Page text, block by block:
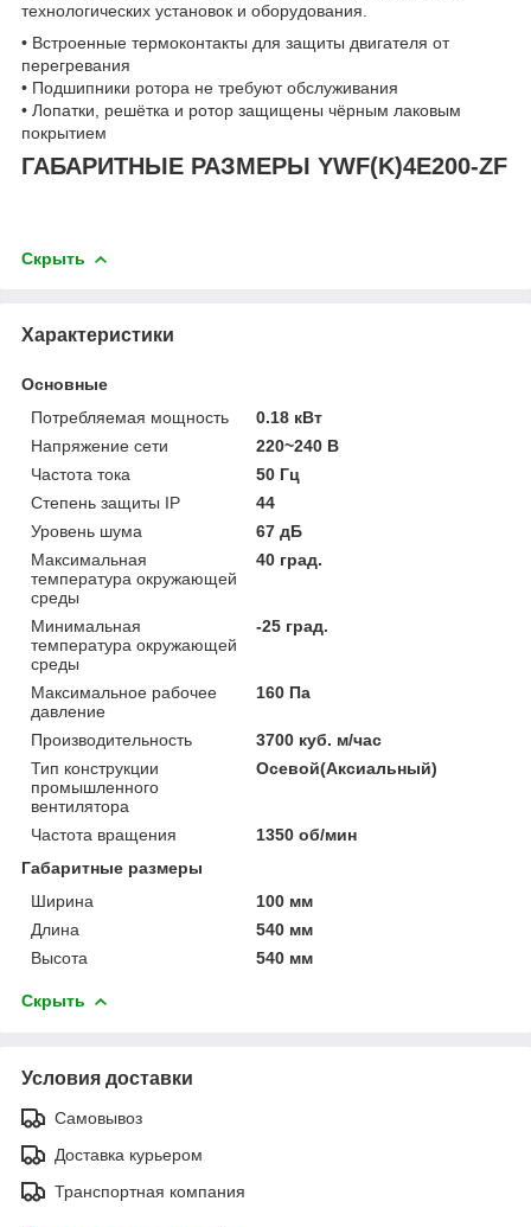
технологических установок и оборудования.
• Встроенные термоконтакты для защиты двигателя от
перегревания
• Подшипники ротора не требуют обслуживания
• Лопатки, решётка и ротор защищены чёрным лаковым
покрытием
ГАБАРИТНЫЕ РАЗМЕРЫ YWF(K)4E200-ZF
Скрыть
Характеристики
Основные
Потребляемая мощность
0.18 кВт
Напряжение сети
220~240 В
Частота тока
50 Гц
Степень защиты IP
44
Уровень шума
67 дБ
Максимальная
температура окружающей
среды
40 град.
Минимальная
температура окружающей
среды
-25 град.
Максимальное рабочее
давление
160 Па
Производительность
3700 куб. м/час
Тип конструкции
промышленного
вентилятора
Осевой(Аксиальный)
Частота вращения
1350 об/мин
Габаритные размеры
Ширина
100 мм
Длина
540 мм
Высота
540 мм
Скрыть
Условия доставки
Самовывоз
Доставка курьером
Транспортная компания